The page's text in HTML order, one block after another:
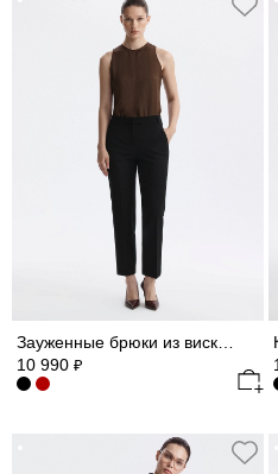
Зауженные брюки из вискозы
10 990 ₽